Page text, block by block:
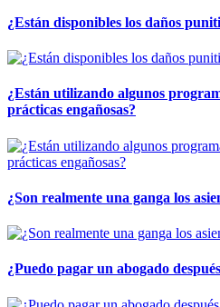
¿Están disponibles los daños
¿Están utilizando algunos
prácticas engañosas?
¿Son realmente una ganga los
¿Puedo pagar un abogado